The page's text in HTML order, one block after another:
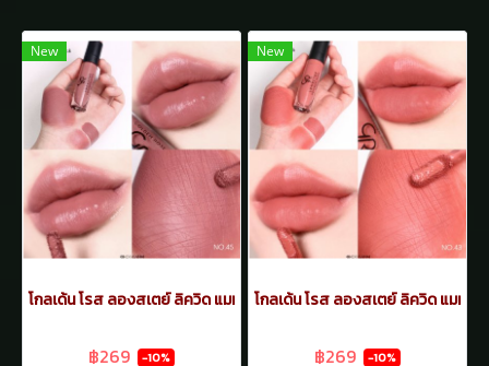
New
โกลเด้น โรส ลองสเตย์ ลิควิด แมท ลิปสติก ลิปจิ้มจุ่ม แมท 5.5มล. เบอร์
฿269 -10%
New
โกลเด้น โรส ลองสเตย์ ลิควิด แมท
฿269 -10%